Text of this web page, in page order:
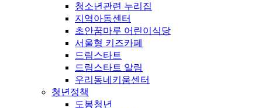
청소년관련 누리집
지역아동센터
초안꿈마루 어린이식당
서울형 키즈카페
드림스타트
드림스타트 알림
우리동네키움센터
청년정책
도봉청년